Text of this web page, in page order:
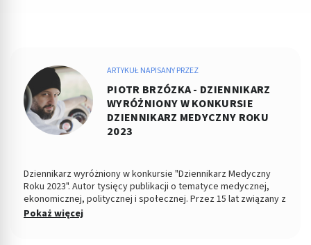
ARTYKUŁ NAPISANY PRZEZ
PIOTR BRZÓZKA - DZIENNIKARZ
WYRÓŻNIONY W KONKURSIE
DZIENNIKARZ MEDYCZNY ROKU
2023
Dziennikarz wyróżniony w konkursie "Dziennikarz Medyczny
Roku 2023". Autor tysięcy publikacji o tematyce medycznej,
ekonomicznej, politycznej i społecznej. Przez 15 lat związany z
Dziennikiem Łódzkim i Polska TheTimes. Z wykształcenia
Pokaż więcej